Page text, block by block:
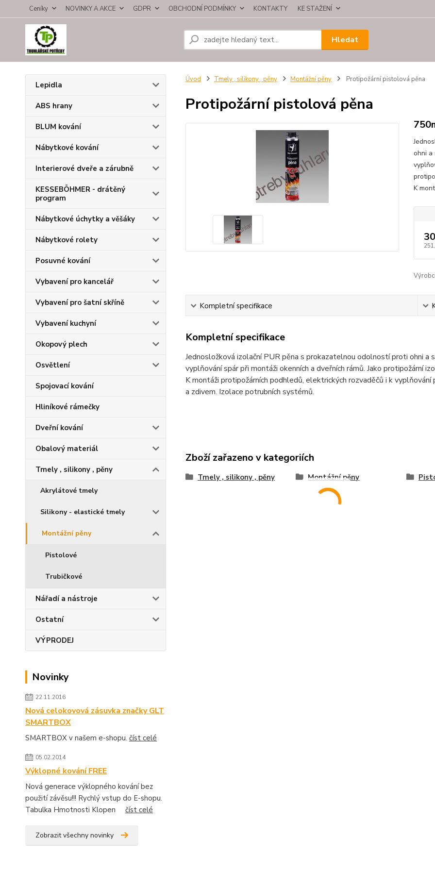
Ceníky NOVINKY A AKCE GDPR OBCHODNÍ PODMÍNKY KONTAKTY KE STAŽENÍ
Hledat
Lepidla
ABS hrany
BLUM kování
Nábytkové kování
Interierové dveře a zárubně
KESSEBÖHMER - drátěný
program
Nábytkové úchytky a věšáky
Nábytkové rolety
Posuvné kování
Vybavení pro kancelář
Vybavení pro šatní skříně
Vybavení kuchyní
Okopový plech
Osvětlení
Spojovací kování
Hliníkové rámečky
Dveřní kování
Obalový materiál
Tmely , silikony , pěny
Akrylátové tmely
Silikony - elastické tmely
Montážní pěny
Pistolové
Trubičkové
Nářadí a nástroje
Ostatní
VÝPRODEJ
Novinky
22.11.2016
Nová celokovová zásuvka značky GLT
SMARTBOX
SMARTBOX v našem e-shopu. číst celé
05.02.2014
Výklopné kování FREE
Nová generace výklopného kování bez
použití závěsu!!! Rychlý vstup do E-shopu.
Tabulka Hmotnosti Klopen číst celé
Zobrazit všechny novinky
Úvod Tmely , silikony , pěny Montážní pěny Protipožární pistolová pěna
Protipožární pistolová pěna
ohni a
K
Kompletní specifikace
Kompletní specifikace
Jednosložková izolační PUR pěna s prokazatelnou odolností proti ohni a
vyplňování spár při montáži okenních a dveřních rámů. Jako protipožární
K montáži protipožárních podhledů, elektrických rozvaděčů i k
a zdivem. Izolace potrubních systémů.
Zboží zařazeno v kategoriích
Tmely , silikony , pěny Montážní pěny